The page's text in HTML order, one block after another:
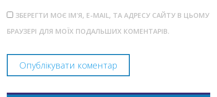
ЗБЕРЕГТИ МОЄ ІМ'Я, E-MAIL, ТА АДРЕСУ САЙТУ В ЦЬОМУ
БРАУЗЕРІ ДЛЯ МОЇХ ПОДАЛЬШИХ КОМЕНТАРІВ.